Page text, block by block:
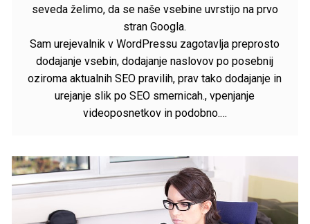
seveda želimo, da se naše vsebine uvrstijo na prvo
stran Googla.
Sam urejevalnik v WordPressu zagotavlja preprosto
dodajanje vsebin, dodajanje naslovov po posebnij
oziroma aktualnih SEO pravilih, prav tako dodajanje in
urejanje slik po SEO smernicah., vpenjanje
videoposnetkov in podobno.…